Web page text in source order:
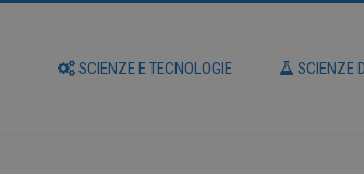
SCIENZE E TECNOLOGIE SCIENZE